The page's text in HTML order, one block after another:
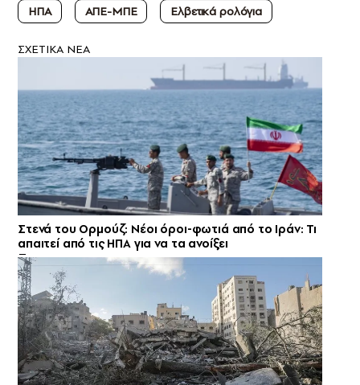
ΗΠΑ
ΑΠΕ-ΜΠΕ Ελβετικά ρολόγια
ΣXETIKA NEA
Στενά του Ορμούζ: Νέοι όροι-φωτιά από το Ιράν: Τι
απαιτεί από τις ΗΠΑ για να τα ανοίξει